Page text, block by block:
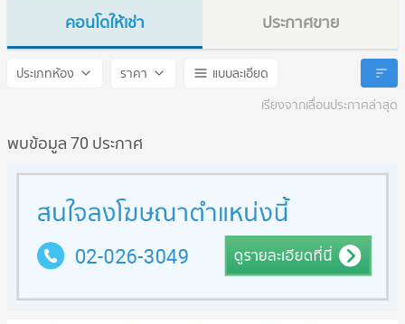
คอนโดให้เช่า
Siamese Exclusive Sukhumvit 42
ประกาศขาย
Siamese Exclusive
ประเภทห้อง ราคา
แบบละเอียด
เรียงจากเลื่อนประกาศล่าสุด
พบข้อมูล 70 ประกาศ